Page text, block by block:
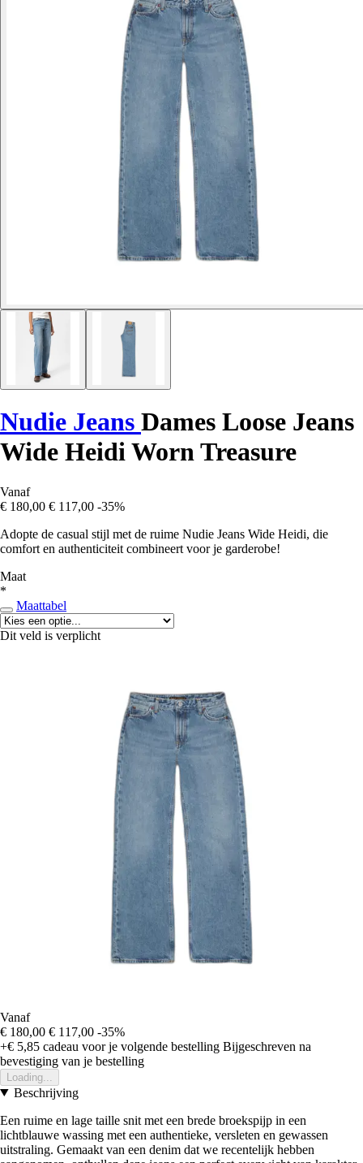
Nudie Jeans Dames Loose Jeans
Wide Heidi Worn Treasure
Vanaf
€ 180,00 € 117,00 -35%
Adopte de casual stijl met de ruime Nudie Jeans Wide Heidi, die
comfort en authenticiteit combineert voor je garderobe!
Maat
*
Maattabel
Dit veld is verplicht
Vanaf
€ 180,00 € 117,00 -35%
+€ 5,85 cadeau voor je volgende bestelling Bijgeschreven na
bevestiging van je bestelling
Loading...
Beschrijving
Een ruime en lage taille snit met een brede broekspijp in een
lichtblauwe wassing met een authentieke, versleten en gewassen
uitstraling. Gemaakt van een denim dat we recentelijk hebben